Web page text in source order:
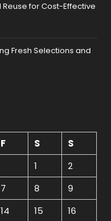
Reuse for Cost-Effective
Fresh Selections and
F S
S
1
2
7 8
9
14 15 16